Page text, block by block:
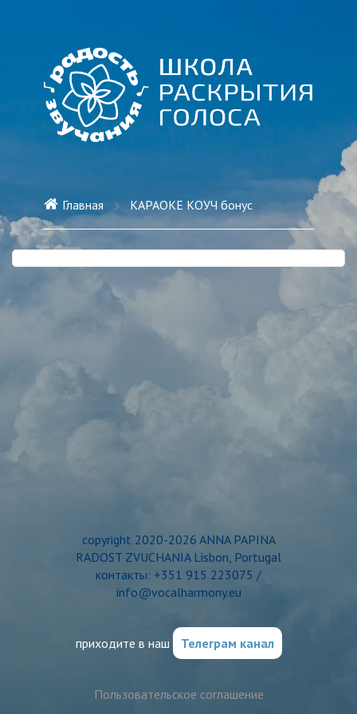
Главная КАРАОКЕ КОУЧ бонус
copyright 2020-2026 ANNA PAPINA
RADOST ZVUCHANIA Lisbon, Portugal
контакты: +351 915 223075 /
info@vocalharmony.eu
приходите в наш Телеграм канал
Пользовательское соглашение